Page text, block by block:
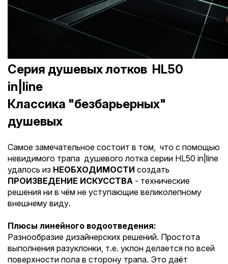
Серия душевых лотков HL50
in|line
Классика "безбарьерных"
душевых
Самое замечательное состоит в том, что с помощью
невидимого трапа душевого лотка серии HL50 in|line
удалось из НЕОБХОДИМОСТИ создать
ПРОИЗВЕДЕНИЕ ИСКУССТВА - технические
решения ни в чём не уступающие великолепному
внешнему виду.
Плюсы линейного водоотведения:
Разнообразие дизайнерских решений. Простота
выполнения разуклонки, т.е. уклон делается по всей
поверхности пола в сторону трапа. Это даёт